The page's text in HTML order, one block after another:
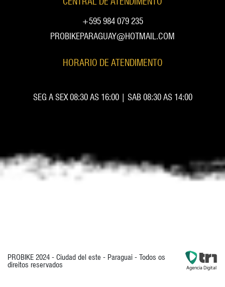
+595 984 079 235
PROBIKEPARAGUAY@HOTMAIL.COM
HORARIO DE ATENDIMENTO
SEG A SEX 08:30 AS 16:00 | SAB 08:30 AS 14:00
PROBIKE 2024 - Ciudad del este - Paraguai - Todos os
direitos reservados